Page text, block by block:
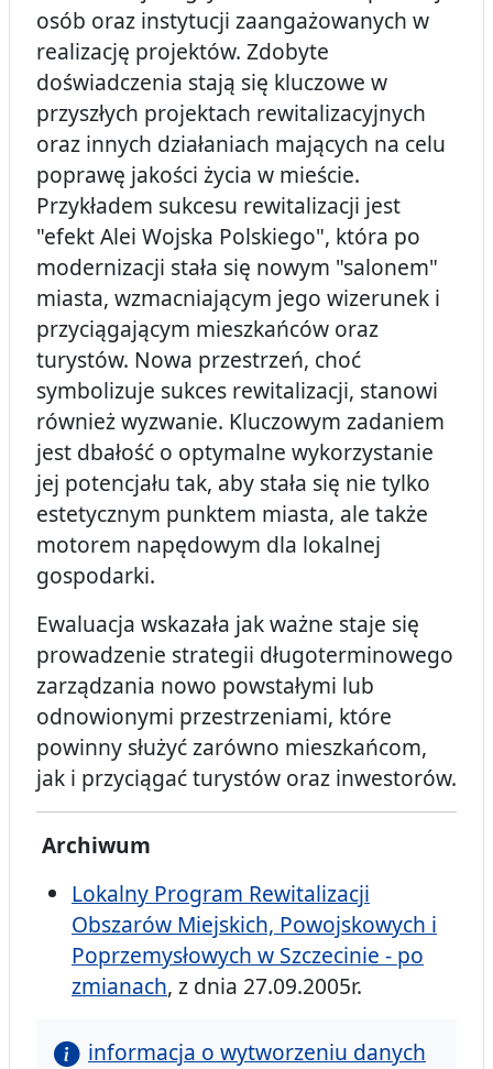
osób oraz instytucji zaangażowanych w
realizację projektów. Zdobyte
doświadczenia stają się kluczowe w
przyszłych projektach rewitalizacyjnych
oraz innych działaniach mających na celu
poprawę jakości życia w mieście.
Przykładem sukcesu rewitalizacji jest
"efekt Alei Wojska Polskiego", która po
modernizacji stała się nowym "salonem"
miasta, wzmacniającym jego wizerunek i
przyciągającym mieszkańców oraz
turystów. Nowa przestrzeń, choć
symbolizuje sukces rewitalizacji, stanowi
również wyzwanie. Kluczowym zadaniem
jest dbałość o optymalne wykorzystanie
jej potencjału tak, aby stała się nie tylko
estetycznym punktem miasta, ale także
motorem napędowym dla lokalnej
gospodarki.
Ewaluacja wskazała jak ważne staje się
prowadzenie strategii długoterminowego
zarządzania nowo powstałymi lub
odnowionymi przestrzeniami, które
powinny służyć zarówno mieszkańcom,
jak i przyciągać turystów oraz inwestorów.
Archiwum
Lokalny Program Rewitalizacji
Obszarów Miejskich, Powojskowych i
Poprzemysłowych w Szczecinie - po
zmianach, z dnia 27.09.2005r.
informacja o wytworzeniu danych